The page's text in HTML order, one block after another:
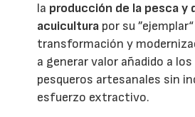
la producción de la pesca y
acuicultura por su
transformación y
a generar valor añadido a
pesqueros artesanales sin
esfuerzo extractivo.